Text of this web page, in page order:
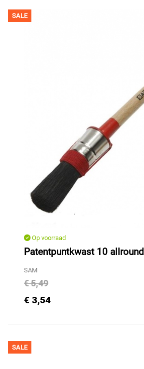
SALE
Op voorraad
Patentpuntkwast 10 allround
SAM
€ 5,49
€ 3,54
SALE